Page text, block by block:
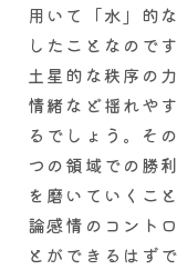
用いて「水」的
したことなので
土星的な秩序の
情緒など揺れや
るでしょう。そ
つの領域での勝
を磨いていくこ
論感情のコント
とができるはずで